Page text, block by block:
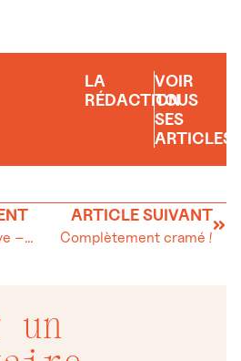
LA
RÉDACTION
VOIR
TOUS
SES
ARTICLES
Commune de L’Abbaye – Avis d’enquête
ARTICLE SUIVANT
Complètement cramé !
un